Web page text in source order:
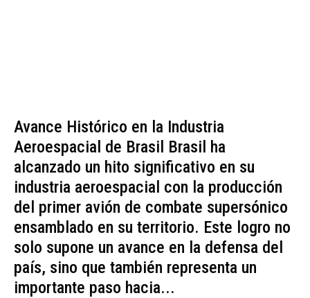
Avance Histórico en la Industria
Aeroespacial de Brasil Brasil ha
alcanzado un hito significativo en su
industria aeroespacial con la producción
del primer avión de combate supersónico
ensamblado en su territorio. Este logro no
solo supone un avance en la defensa del
país, sino que también representa un
importante paso hacia...